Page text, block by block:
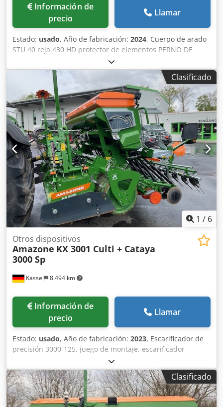
Información de
precio
Llamar
Estado: usado, Año de fabricación: 2024, Cuerpo de arado
STU 40 reja 430 HD protector de elementos PERNO DE
SEGURIDAD / Codpfx Asuhnlmolxsrf
Clasificado
1 / 6
Kassel 8.494 km
Otros dispositivos
Amazone KX 3001 Culti + Cataya
3000 Sp
Información de
precio
Llamar
Estado: usado, Año de fabricación: 2023, Escarificador de
precisión 3000-125, juego de montaje, escarificador
ajustable. Marcador de surcos adicional / electrónico 3000
AmaDrill 2 para Cataya. Sensor de radar / internacional.
Sensor analógico de posición de trabajo. Conmutación
electrónica de rodadas / válvula de control y rodado
hidráulico. Cedpfxstgpggs Alxorf
Clasificado